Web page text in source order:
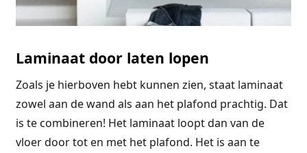
Laminaat door laten lopen
Zoals je hierboven hebt kunnen zien, staat laminaat
zowel aan de wand als aan het plafond prachtig. Dat
is te combineren! Het laminaat loopt dan van de
vloer door tot en met het plafond. Het is aan te